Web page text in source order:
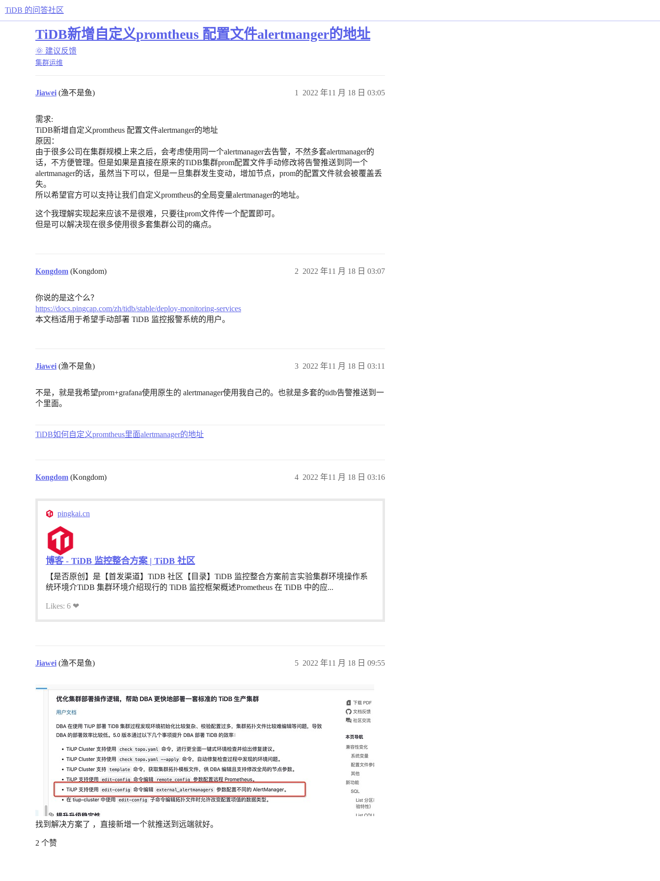
TiDB 的问答社区
TiDB新增自定义promtheus 配置文件alertmanger的地址
🌞 建议反馈
集群运维
Jiawei (渔不是鱼) 2022 年11 月 18 日 03:05
1
需求:
TiDB新增自定义promtheus 配置文件alertmanger的地址
原因：
由于很多公司在集群规模上来之后，会考虑使用同一个alertmanager去告警，不然多套alertmanager的
话，不方便管理。但是如果是直接在原来的TiDB集群prom配置文件手动修改将告警推送到同一个
alertmanager的话，虽然当下可以，但是一旦集群发生变动，增加节点，prom的配置文件就会被覆盖丢
失。
所以希望官方可以支持让我们自定义promtheus的全局变量alertmanager的地址。
这个我理解实现起来应该不是很难，只要往prom文件传一个配置即可。
但是可以解决现在很多使用很多套集群公司的痛点。
Kongdom (Kongdom) 2022 年11 月 18 日 03:07
2
你说的是这个么？
https://docs.pingcap.com/zh/tidb/stable/deploy-monitoring-services
本文档适用于希望手动部署 TiDB 监控报警系统的用户。
Jiawei (渔不是鱼) 2022 年11 月 18 日 03:11
3
不是，就是我希望prom+grafana使用原生的 alertmanager使用我自己的。也就是多套的tidb告警推送到一
个里面。
TiDB如何自定义promtheus里面alertmanager的地址
Kongdom (Kongdom) 2022 年11 月 18 日 03:16
4
pingkai.cn
博客 - TiDB 监控整合方案 | TiDB 社区
【是否原创】是【首发渠道】TiDB 社区【目录】TiDB 监控整合方案前言实验集群环境操作系
统环境介TiDB 集群环境介绍现行的 TiDB 监控框架概述Prometheus 在 TiDB 中的应...
Likes: 6 ❤
Jiawei (渔不是鱼) 2022 年11 月 18 日 09:55
5
找到解决方案了 ，直接新增一个就推送到远端就好。
2 个赞